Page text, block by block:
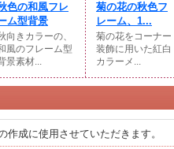
色の和風フレ
ム型背景
向きカラーの、
風のフレーム型
景素材...
菊の花の秋色フ
レーム、1...
菊の花をコーナー
装飾に用いた紅白
カラーメ...
成に使用させていただきます。